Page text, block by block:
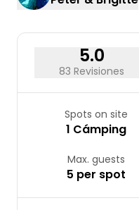
17
18 19
5.0
83 Revisiones
Spots on site
1 Cámping
Max. guests
5 per spot